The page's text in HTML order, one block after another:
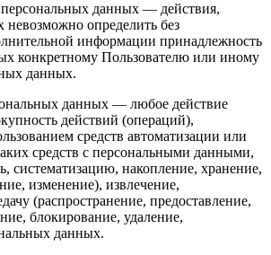
данных — действия,
невозможно определить без
информации принадлежность
конкретному Пользователю или иному
данных.
данных — любое действие
действий (операций),
средств автоматизации или
средств с персональными данными,
систематизацию, накопление, хранение,
изменение), извлечение,
(распространение, предоставление,
блокирование, удаление,
данных.